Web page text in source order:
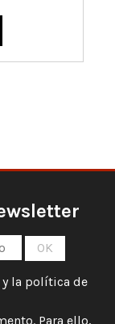
la política de
Para ello,